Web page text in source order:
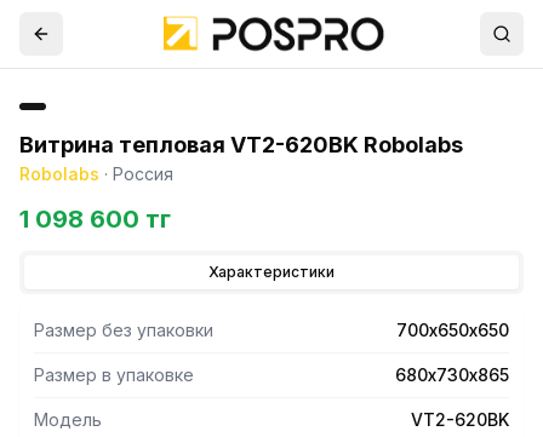
Витрина тепловая VT2-620BK Robolabs
Robolabs · Россия
1 098 600 тг
Характеристики
Размер без упаковки 700х650х650
Размер в упаковке 680х730х865
Модель VT2-620BK